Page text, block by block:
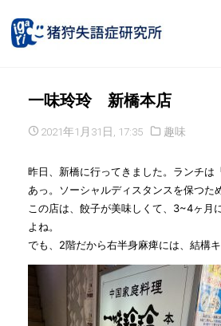
一味玲玲 新橋本店
2021年1月31日, 17:35 趣味
昨日、新橋に行ってきました。ランチは
あっ。ソーシャルディスタンスを保つた
この店は、餃子が美味しくて、3~4ヶ月
よね。
でも、2階だから右半身麻痺には、結構